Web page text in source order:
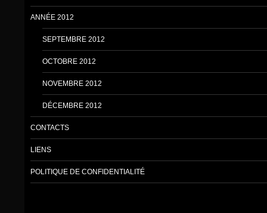
ANNÉE 2012
SEPTEMBRE 2012
OCTOBRE 2012
NOVEMBRE 2012
DÉCEMBRE 2012
CONTACTS
LIENS
POLITIQUE DE CONFIDENTIALITÉ